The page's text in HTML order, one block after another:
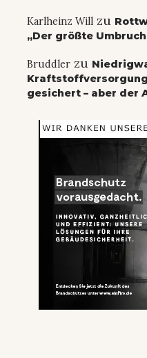
Karlheinz Will zu
„Der größte
Bruddler zu
gesichert – aber der